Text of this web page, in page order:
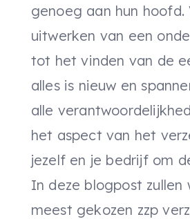
genoeg aan hun hoofd.
uitwerken van een
tot het vinden van de
alles is nieuw en
alle
het aspect van het
jezelf en je bedrijf om
In deze blogpost zullen
meest gekozen zzp